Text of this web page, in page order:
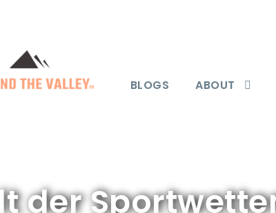
BLOGS ABOUT
der